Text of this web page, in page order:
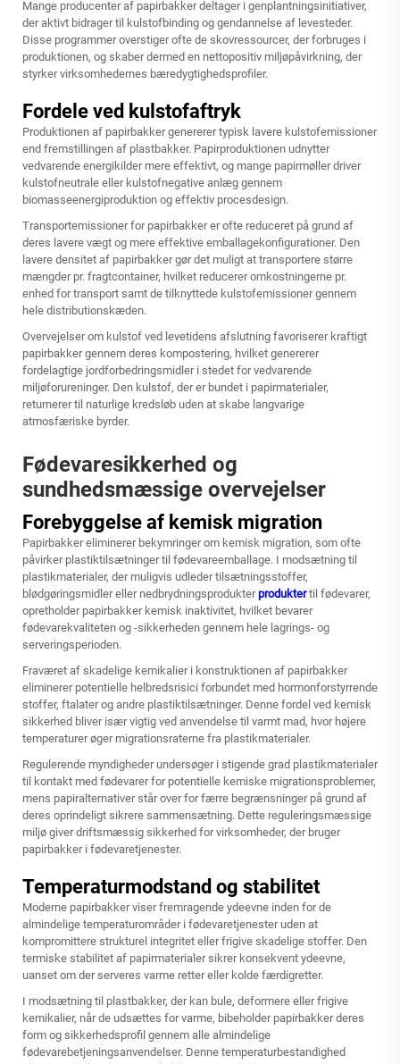
Mange producenter af papirbakker deltager i genplantningsinitiativer,
der aktivt bidrager til kulstofbinding og gendannelse af levesteder.
Disse programmer overstiger ofte de skovressourcer, der forbruges i
produktionen, og skaber dermed en nettopositiv miljøpåvirkning, der
styrker virksomhedernes bæredygtighedsprofiler.
Fordele ved kulstofaftryk
Produktionen af papirbakker genererer typisk lavere kulstofemissioner
end fremstillingen af plastbakker. Papirproduktionen udnytter
vedvarende energikilder mere effektivt, og mange papirmøller driver
kulstofneutrale eller kulstofnegative anlæg gennem
biomasseenergiproduktion og effektiv procesdesign.
Transportemissioner for papirbakker er ofte reduceret på grund af
deres lavere vægt og mere effektive emballagekonfigurationer. Den
lavere densitet af papirbakkergør det muligt at transportere større
mængder pr. fragtcontainer, hvilket reducerer omkostningerne pr.
enhed for transport samt de tilknyttede kulstofemissioner gennem
hele distributionskæden.
Overvejelser om kulstof ved levetidens afslutning favoriserer kraftigt
papirbakker gennem deres kompostering, hvilket genererer
fordelagtige jordforbedringsmidler i stedet for vedvarende
miljøforureninger. Den kulstof, der er bundet i papirmaterialer,
returnerer til naturlige kredsløb uden at skabe langvarige
atmosfæriske byrder.
Fødevaresikkerhed og
sundhedsmæssige overvejelser
Forebyggelse af kemisk migration
Papirbakker eliminerer bekymringer om kemisk migration, som ofte
påvirker plastiktilsætninger til fødevareemballage. I modsætning til
plastikmaterialer, der muligvis udleder tilsætningsstoffer,
blødgøringsmidler eller nedbrydningsprodukterproduktertil fødevarer,
opretholder papirbakker kemisk inaktivitet, hvilket bevarer
fødevarekvaliteten og -sikkerheden gennem hele lagrings- og
serveringsperioden.
Fraværet af skadelige kemikalier i konstruktionen af papirbakker
eliminerer potentielle helbredsrisici forbundet med hormonforstyrrende
stoffer, ftalater og andre plastiktilsætninger. Denne fordel ved kemisk
sikkerhed bliver især vigtig ved anvendelse til varmt mad, hvor højere
temperaturer øger migrationsraterne fra plastikmaterialer.
Regulerende myndigheder undersøger i stigende grad plastikmaterialer
til kontakt med fødevarer for potentielle kemiske migrationsproblemer,
mens papiralternativer står over for færre begrænsninger på grund af
deres oprindeligt sikrere sammensætning. Dette reguleringsmæssige
miljø giver driftsmæssig sikkerhed for virksomheder, der bruger
papirbakker i fødevaretjenester.
Temperaturmodstand og stabilitet
Moderne papirbakker viser fremragende ydeevne inden for de
almindelige temperaturområder i fødevaretjenester uden at
kompromittere strukturel integritet eller frigive skadelige stoffer. Den
termiske stabilitet af papirmaterialer sikrer konsekvent ydeevne,
uanset om der serveres varme retter eller kolde færdigretter.
I modsætning til plastbakker, der kan bule, deformere eller frigive
kemikalier, når de udsættes for varme, bibeholder papirbakker deres
form og sikkerhedsprofil gennem alle almindelige
fødevarebetjeningsanvendelser. Denne temperaturbestandighed